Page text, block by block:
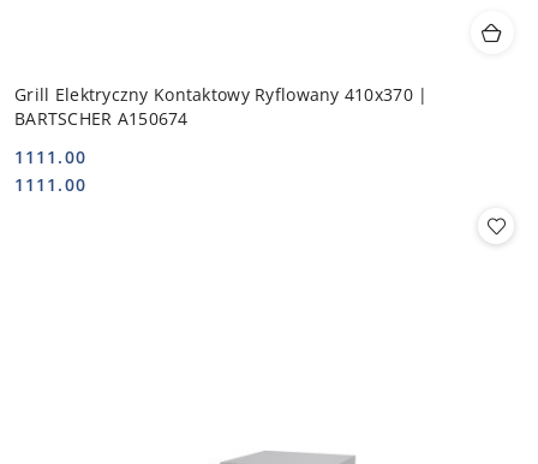
Grill Elektryczny Kontaktowy Ryflowany 410x370 |
BARTSCHER A150674
Cena:
1111.00
Cena:
1111.00